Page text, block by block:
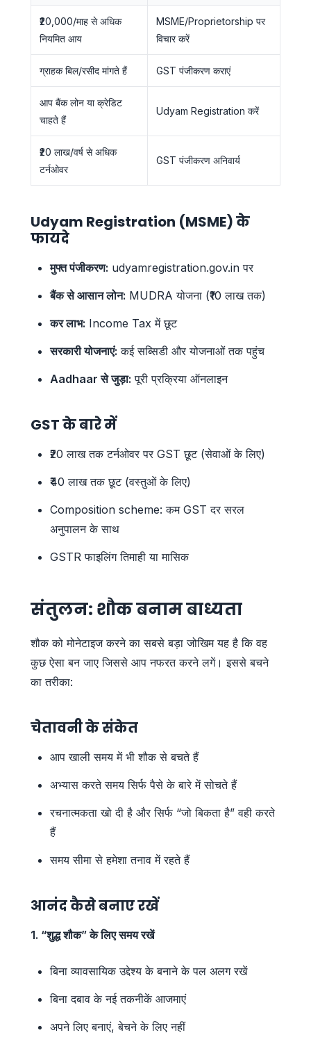
₹20,000/माह से अधिक
नियमित आय
MSME/Proprietorship पर
विचार करें
ग्राहक बिल/रसीद मांगते हैं GST पंजीकरण कराएं
आप बैंक लोन या क्रेडिट
चाहते हैं
Udyam Registration करें
₹20 लाख/वर्ष से अधिक
टर्नओवर
GST पंजीकरण अनिवार्य
Udyam Registration (MSME) के
फायदे
मुफ्त पंजीकरण: udyamregistration.gov.in पर
बैंक से आसान लोन: MUDRA योजना (₹10 लाख तक)
कर लाभ: Income Tax में छूट
सरकारी योजनाएं: कई सब्सिडी और योजनाओं तक पहुंच
Aadhaar से जुड़ा: पूरी प्रक्रिया ऑनलाइन
GST के बारे में
₹20 लाख तक टर्नओवर पर GST छूट (सेवाओं के लिए)
₹40 लाख तक छूट (वस्तुओं के लिए)
Composition scheme: कम GST दर सरल
अनुपालन के साथ
GSTR फाइलिंग तिमाही या मासिक
संतुलन: शौक बनाम बाध्यता
शौक को मोनेटाइज करने का सबसे बड़ा जोखिम यह है कि वह
कुछ ऐसा बन जाए जिससे आप नफरत करने लगें। इससे बचने
का तरीका:
चेतावनी के संकेत
आप खाली समय में भी शौक से बचते हैं
अभ्यास करते समय सिर्फ पैसे के बारे में सोचते हैं
रचनात्मकता खो दी है और सिर्फ “जो बिकता है” वही करते
हैं
समय सीमा से हमेशा तनाव में रहते हैं
आनंद कैसे बनाए रखें
1. “शुद्ध शौक” के लिए समय रखें
बिना व्यावसायिक उद्देश्य के बनाने के पल अलग रखें
बिना दबाव के नई तकनीकें आजमाएं
अपने लिए बनाएं, बेचने के लिए नहीं